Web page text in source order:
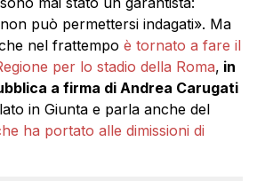
può permettersi indagati». Ma
nel frattempo è tornato a fare il
per lo stadio della Roma, in
a firma di Andrea Carugati
in Giunta e parla anche del
ha portato alle dimissioni di